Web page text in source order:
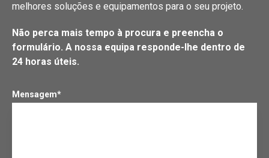
melhores soluções e equipamentos para o seu projeto.
Não perca mais tempo à procura e preencha o
formulário. A nossa equipa responde-lhe dentro de
24 horas úteis.
Mensagem*